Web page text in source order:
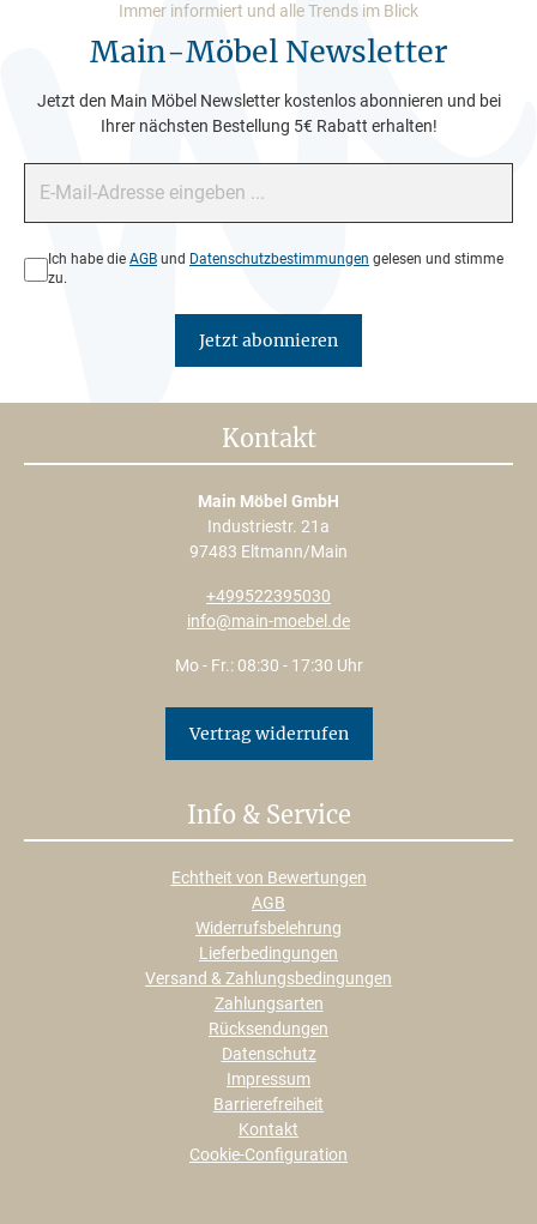
Immer informiert und alle Trends im Blick
Main-Möbel Newsletter
Jetzt den Main Möbel Newsletter kostenlos abonnieren und bei
Ihrer nächsten Bestellung 5€ Rabatt erhalten!
Datenschutz*
Ich habe die AGB und Datenschutzbestimmungen gelesen und stimme
zu.
Jetzt abonnieren
Kontakt
Main Möbel GmbH
Industriestr. 21a
97483 Eltmann/Main
+499522395030
info@main-moebel.de
Mo - Fr.: 08:30 - 17:30 Uhr
Vertrag widerrufen
Info & Service
Echtheit von Bewertungen
AGB
Widerrufsbelehrung
Lieferbedingungen
Versand & Zahlungsbedingungen
Zahlungsarten
Rücksendungen
Datenschutz
Impressum
Barrierefreiheit
Kontakt
Cookie-Configuration